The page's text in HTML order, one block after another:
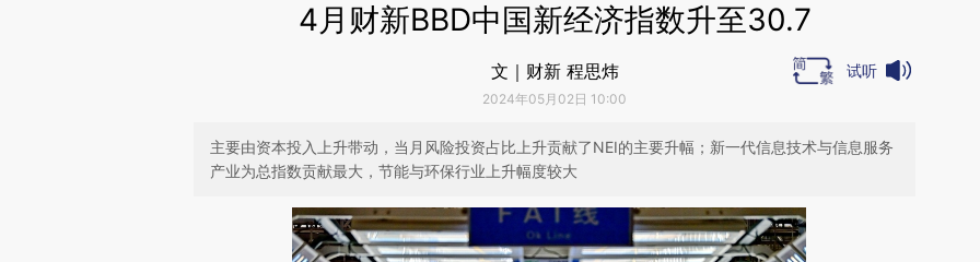
4月财新BBD中国新经济指数升至30.7
文｜财新 程思炜
2024年05月02日 10:00
试听
主要由资本投入上升带动，当月风险投资占比上升贡献了NEI的主要升幅；新一代信息技术与信息服务
产业为总指数贡献最大，节能与环保行业上升幅度较大